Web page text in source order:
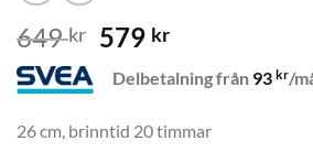
649kr
Det
priset
649 kr.
579 krDet
nuvarande
priset
579 kr.
Delbetalning från 93 kr/
26 cm, brinntid 20 timmar